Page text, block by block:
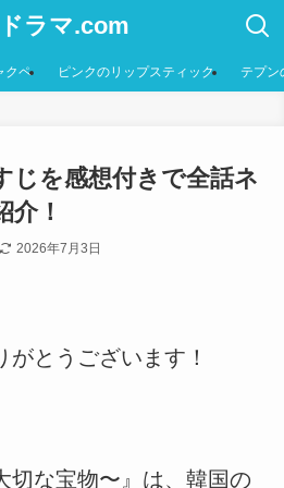
ラマ.com
クペ ピンクのリップスティック テプン
じを感想付きで全話ネ
！
2026年7月3日
とうございます！
切な宝物〜』は、韓国の